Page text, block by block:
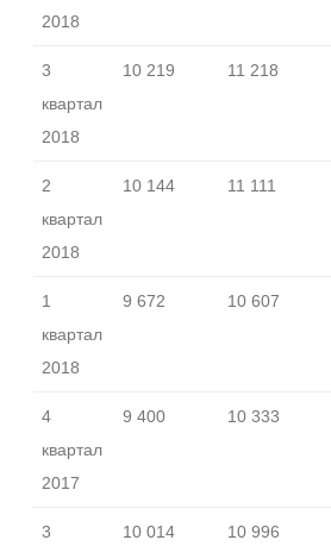
2018
3
квартал
2018
10 219 11 218
2
квартал
2018
10 144 11 111
1
квартал
2018
9 672 10 607
4
квартал
2017
9 400 10 333
3
10 014 10 996